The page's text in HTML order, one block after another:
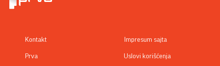
Kontakt
Prva
Impresum sajta
Uslovi korišćenja